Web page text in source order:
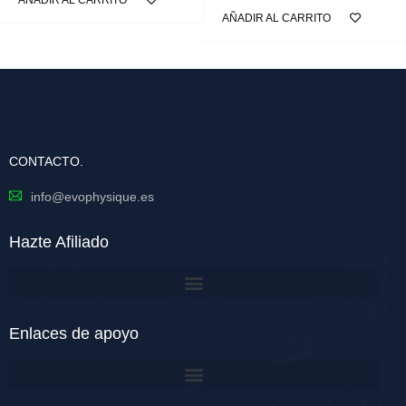
AÑADIR AL CARRITO
CONTACTO.
info@evophysique.es
Hazte Afiliado
Enlaces de apoyo